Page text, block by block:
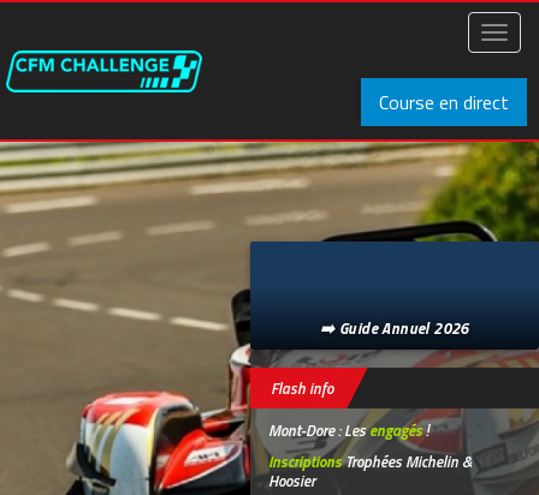
Aller
principal
Course en direct
➡️ Guide Annuel 2026
Flash info
Mont-Dore : Lesengagés!
InscriptionsTrophées Michelin &
Hoosier